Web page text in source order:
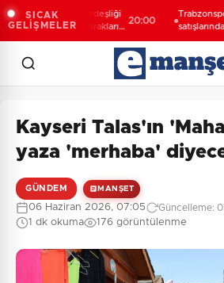
SICAK
GELİŞMELER
Türk-Kürt kardeşliği
değil, bu toprakların
20:00
satışlarında
Kayseri Talas'ın
yaza 'merhaba'
GÜNDEM MANŞET
06 Haziran 2026, 07:05 Güncelleme:
1 dk okuma 176 görüntülenme